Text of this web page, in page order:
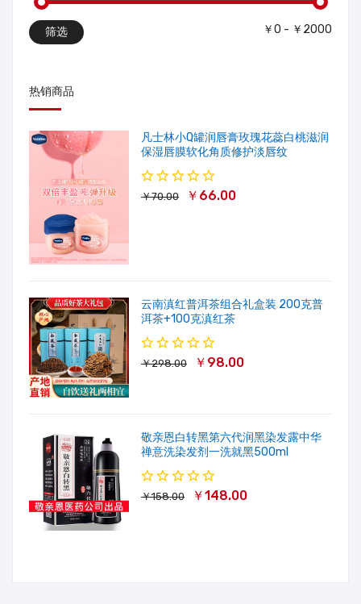
筛选 ￥0 - ￥2000
热销商品
凡士林小Q罐润唇膏玫瑰花蕊白桃滋润
保湿唇膜软化角质修护淡唇纹
￥70.00 ￥66.00
云南滇红普洱茶组合礼盒装 200克普
洱茶+100克滇红茶
￥298.00 ￥98.00
敬亲恩白转黑第六代润黑染发露中华
禅意洗染发剂一洗就黑500ml
￥158.00 ￥148.00